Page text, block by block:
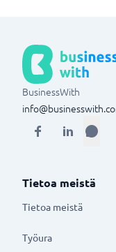
BusinessWith
Tietoa meistä
Tietoa meistä
Työura